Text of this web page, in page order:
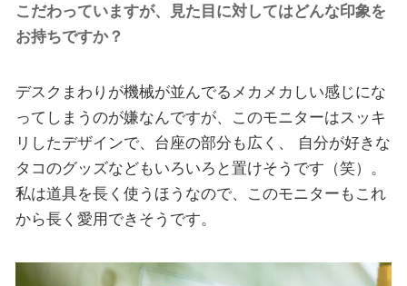
こだわっていますが、見た目に対してはどんな印象を
お持ちですか？
デスクまわりが機械が並んでるメカメカしい感じにな
ってしまうのが嫌なんですが、このモニターはスッキ
リしたデザインで、台座の部分も広く、 自分が好きな
タコのグッズなどもいろいろと置けそうです（笑）。
私は道具を長く使うほうなので、このモニターもこれ
から長く愛用できそうです。